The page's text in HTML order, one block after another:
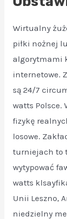
Wirtualny
piłki nożnej
algorytmami
internetowe.
są 24/7
watts Polsce.
fizykę
losowe.
turniejach to
wytypować
watts
Unii Leszno,
niedzielny